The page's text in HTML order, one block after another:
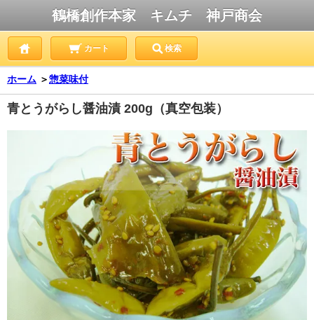
鶴橋創作本家 キムチ 神戸商会
カート 検索
ホーム ＞惣菜味付
青とうがらし醤油漬 200g（真空包装）